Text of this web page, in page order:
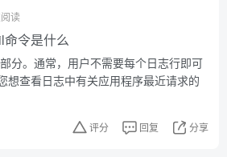
读
令是什么
分。通常，用户不需要每个日志行即可
想查看日志中有关应用程序最近请求的
评分 回复 分享